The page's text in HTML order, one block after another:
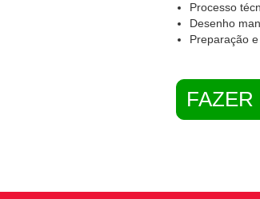
Processo
Desenho
Preparação